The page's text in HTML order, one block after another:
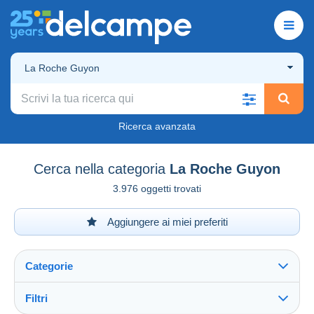
La Roche Guyon
Ricerca avanzata
Cerca nella categoria La Roche Guyon
3.976 oggetti trovati
Aggiungere ai miei preferiti
Categorie
Filtri